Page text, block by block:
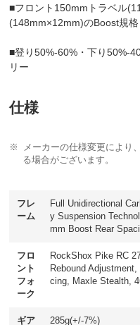
■フロント150mmトラベル
(148mm×12mm)のBoost規格
■登り50%-60%・下り50%-
リー
仕様
メーカーの仕様変更により
る場合がございます。
フレ
ーム
Full Unidirectional
y Suspension
mm Boost Rear
フロ
ント
フォ
ーク
RockShox Pike RC
Rebound
cing, Maxle Stealth,
ギア
285g(+/-7%)